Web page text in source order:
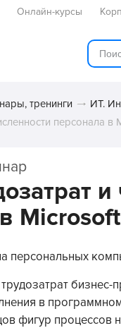
Онлайн-курсы
тренинги ИТ.
персонала в
персональных
в
фигур процессов